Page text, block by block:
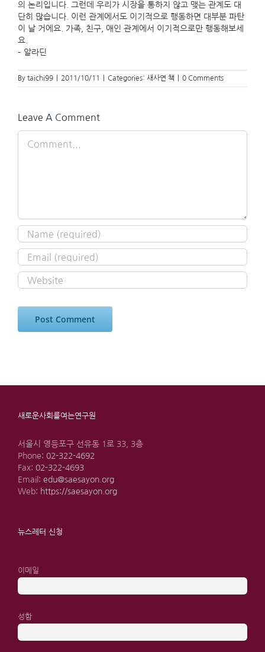
의 논리입니다. 그런데 우리가 시장을 통하지 않고 맺는 관계도 대
단히 많습니다. 이런 관계에서도 이기적으로 행동하면 대부분 파탄
이 날 거에요. 가족, 친구, 애인 관계에서 이기적으로만 행동해보세
요.
– 알라딘
By taichi99 2011/10/11 Categories: 새사연 책 0 Comments
Leave A Comment
새로운사회를여는연구원
서울시 영등포구 선유동 1로 33, 3층
Phone: 02-322-4692
Fax: 02-322-4693
Email: edu@saesayon.org
Web: https://saesayon.org
뉴스레터 신청
이메일
성함